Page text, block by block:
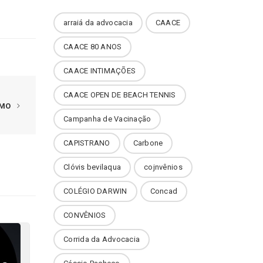
arraiá da advocacia CAACE
CAACE 80 ANOS
CAACE INTIMAÇÕES
CAACE OPEN DE BEACH TENNIS
Campanha de Vacinação
CAPISTRANO Carbone
Clóvis bevilaqua cojnvênios
COLÉGIO DARWIN Concad
CONVÊNIOS
Corrida da Advocacia